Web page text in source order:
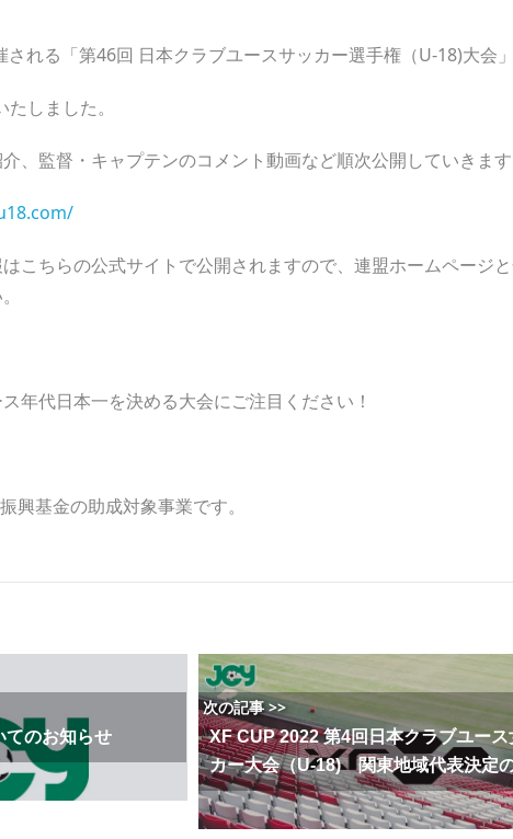
される「第46回 日本クラブユースサッカー選手権（U-18)大会
しました。
、監督・キャプテンのコメント動画など順次公開していきます
こちらの公式サイトで公開されますので、 連盟ホームページ
年代日本一を決める大会にご注目ください！
興基金の助成対象事業です。
てのお知らせ
次の記事 >>
XF CUP 2022 第4回日本クラブユース
カー大会（U-18) 関東地域代表決定